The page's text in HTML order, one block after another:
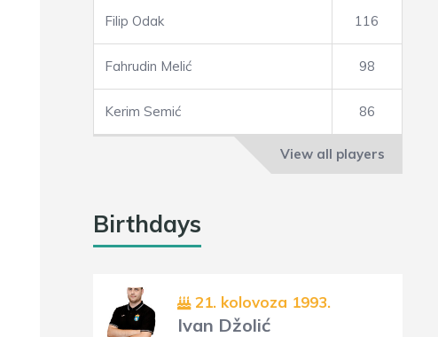
Filip Odak 116
Fahrudin Melić 98
Kerim Semić 86
View all players
Birthdays
21. kolovoza 1993.
Ivan Džolić